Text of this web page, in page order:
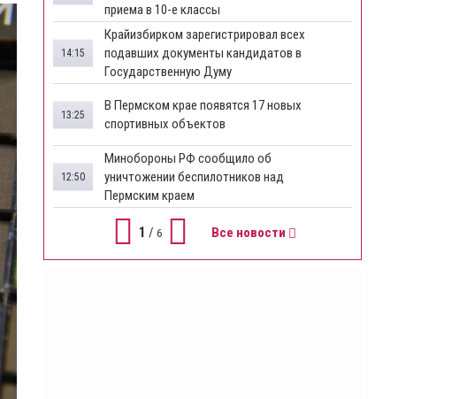
приема в 10-е классы
Крайизбирком зарегистрировал всех
подавших документы кандидатов в
Государственную Думу
14:15
​В Пермском крае появятся 17 новых
спортивных объектов
13:25
Минобороны РФ сообщило об
уничтожении беспилотников над
Пермским краем
12:50
1 / 6 Все новости